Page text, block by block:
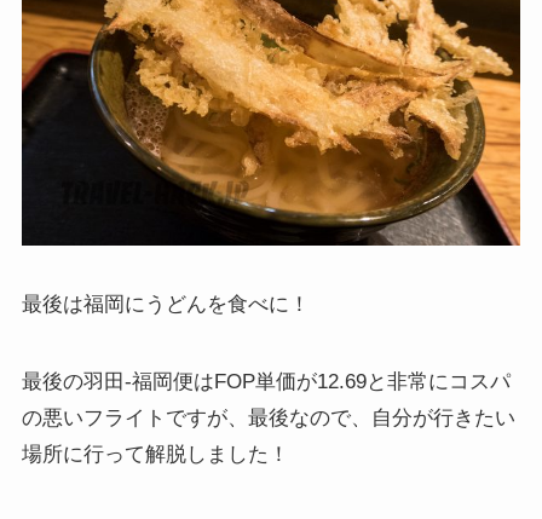
最後は福岡にうどんを食べに！
最後の羽田-福岡便はFOP単価が12.69と非常にコスパ
の悪いフライトですが、最後なので、自分が行きたい
場所に行って解脱しました！